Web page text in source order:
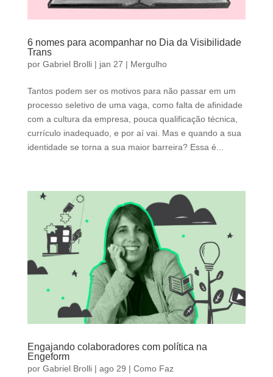
6 nomes para acompanhar no Dia da Visibilidade
Trans
por Gabriel Brolli| jan 27 | Mergulho
Tantos podem ser os motivos para não passar em um
processo seletivo de uma vaga, como falta de afinidade
com a cultura da empresa, pouca qualificação técnica,
currículo inadequado, e por aí vai. Mas e quando a sua
identidade se torna a sua maior barreira? Essa é...
Engajando colaboradores com política na
Engeform
por Gabriel Brolli| ago 29 | Como Faz